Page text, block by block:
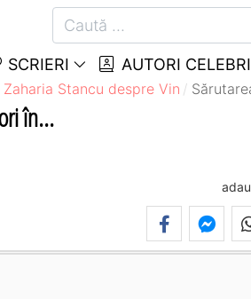
SCRIERI AUTORI CELEBRI
Stancu despre Vin
în...